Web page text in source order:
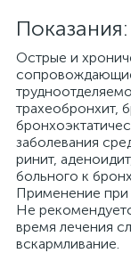
Показания:
Острые и
трахеобронхит,
заболевания
ринит,
больного к
Применение при
Не
время лечения
вскармливание.